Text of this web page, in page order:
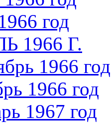
год
1966 Г.
1966 год
1966 год
1967 год